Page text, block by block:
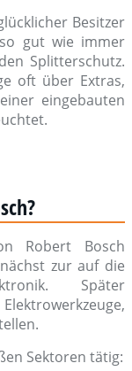
Besitzer
gut wie immer
Splitterschutz.
oft über Extras,
eingebauten
Robert Bosch
zur auf die
Später
Sektoren tätig: